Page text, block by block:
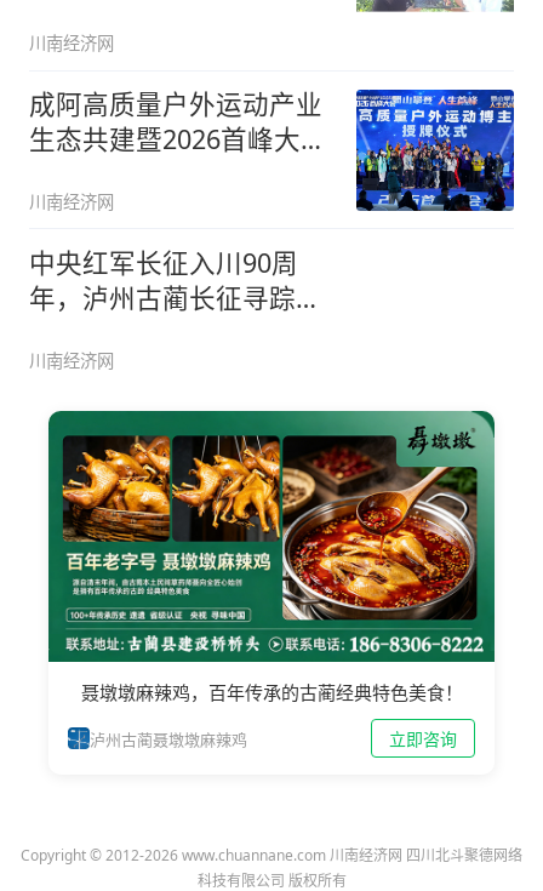
川南经济网
成阿高质量户外运动产业
生态共建暨2026首峰大会
川南经济网
中央红军长征入川90周
年，泸州古蔺长征寻踪即
川南经济网
聂墩墩麻辣鸡，百年传承的古蔺经典特色美食！
泸州古蔺聂墩墩麻辣鸡 立即咨询
Copyright © 2012-2026 www.chuannane.com 川南经济网 四川北斗聚德网络
科技有限公司 版权所有